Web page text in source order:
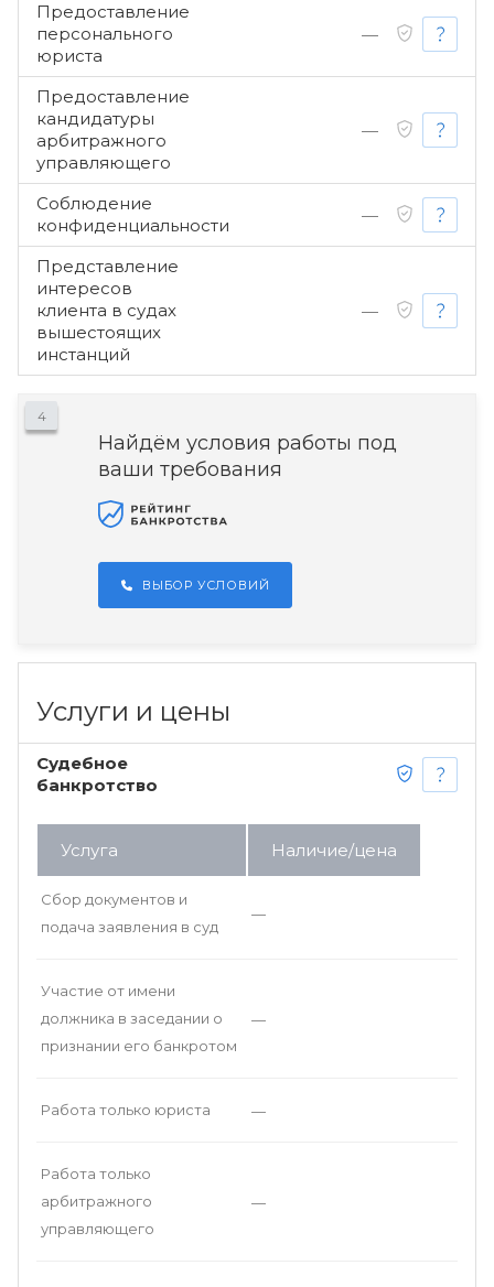
Предоставление
персонального
юриста
—
Предоставление
кандидатуры
арбитражного
управляющего
—
Соблюдение
конфиденциальности
—
Представление
интересов
клиента в судах
вышестоящих
инстанций
—
4
Найдём условия работы под
ваши требования
ВЫБОР УСЛОВИЙ
Услуги и цены
Судебное
банкротство
Услуга Наличие/цена
Сбор документов и
подача заявления в суд
—
Участие от имени
должника в заседании о
признании его банкротом
—
Работа только юриста —
Работа только
арбитражного
управляющего
—